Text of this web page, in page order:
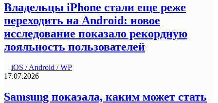
Владельцы iPhone стали еще реже
переходить на Android: новое
исследование показало рекордную
лояльность пользователей
iOS / Android / WP
17.07.2026
Samsung показала, каким может стать